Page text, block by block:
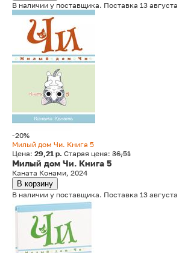
В наличии у поставщика. Поставка 13 августа
-20%
Милый дом Чи. Книга 5
Цена: 29,21 р. Старая цена: 36,51
Милый дом Чи. Книга 5
Каната Конами, 2024
В корзину
В наличии у поставщика. Поставка 13 августа